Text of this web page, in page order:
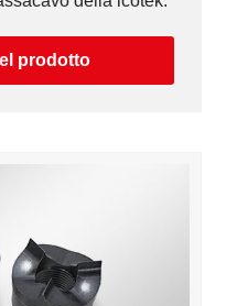
prodotto